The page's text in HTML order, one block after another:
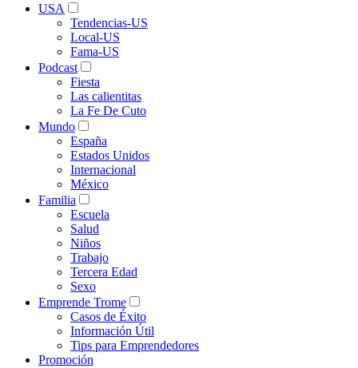
USA
Tendencias-US
Local-US
Fama-US
Podcast
Fiesta
Las calientitas
La Fe De Cuto
Mundo
España
Estados Unidos
Internacional
México
Familia
Escuela
Salud
Niños
Trabajo
Tercera Edad
Sexo
Emprende Trome
Casos de Éxito
Información Útil
Tips para Emprendedores
Promoción